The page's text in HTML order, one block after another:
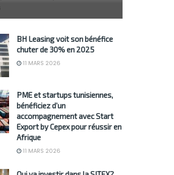
BH Leasing voit son bénéfice
chuter de 30% en 2025
11 MARS 2026
PME et startups tunisiennes,
bénéficiez d’un
accompagnement avec Start
Export by Cepex pour réussir en
Afrique
11 MARS 2026